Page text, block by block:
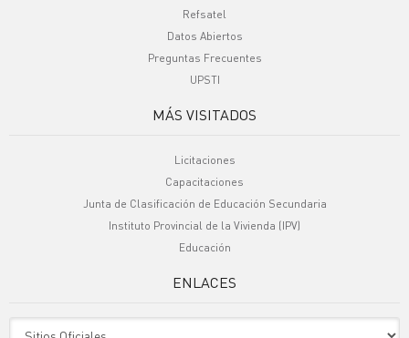
Refsatel
Datos Abiertos
Preguntas Frecuentes
UPSTI
MÁS VISITADOS
Licitaciones
Capacitaciones
Junta de Clasificación de Educación Secundaria
Instituto Provincial de la Vivienda (IPV)
Educación
ENLACES